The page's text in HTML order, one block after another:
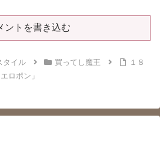
ントを書き込む
タイル 買ってし魔王
１８
ロポン」